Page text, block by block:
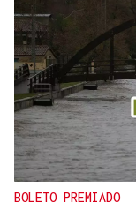
BOLETO PREMIADO